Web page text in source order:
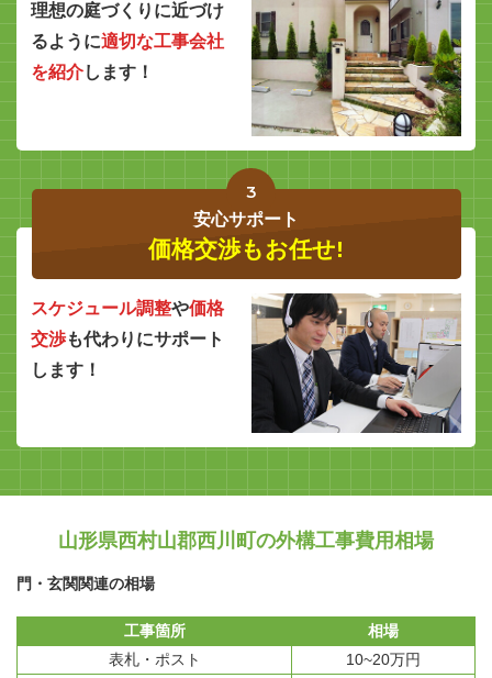
理想の庭づくりに近づけ
るように適切な工事会社
を紹介します！
3
安心サポート
価格交渉もお任せ!
スケジュール調整や価格
交渉も代わりにサポート
します！
山形県西村山郡西川町の外構工事費用相場
門・玄関関連の相場
工事箇所
相場
表札・ポスト
10~20万円